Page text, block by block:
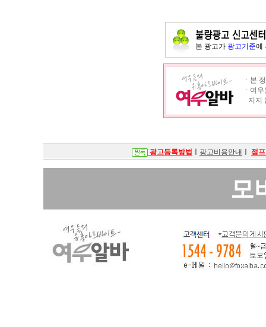
본 광고가 광고기준에
ㆍ본
ㆍ여
지지
광고등록방법 광고비용안내 점
모